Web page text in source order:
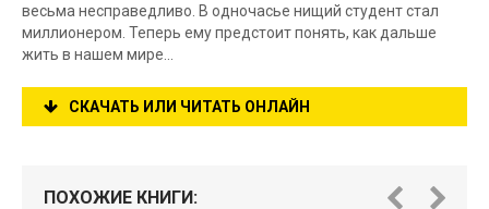
весьма несправедливо. В одночасье нищий студент стал
миллионером. Теперь ему предстоит понять, как дальше
жить в нашем мире...
СКАЧАТЬ ИЛИ ЧИТАТЬ ОНЛАЙН
ПОХОЖИЕ КНИГИ: